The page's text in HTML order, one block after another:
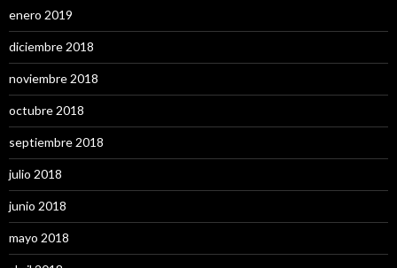
enero 2019
diciembre 2018
noviembre 2018
octubre 2018
septiembre 2018
julio 2018
junio 2018
mayo 2018